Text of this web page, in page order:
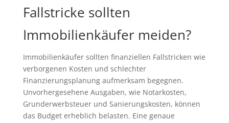
Fallstricke sollten
Immobilienkäufer meiden?
Immobilienkäufer sollten finanziellen Fallstricken wie
verborgenen Kosten und schlechter
Finanzierungsplanung aufmerksam begegnen.
Unvorhergesehene Ausgaben, wie Notarkosten,
Grunderwerbsteuer und Sanierungskosten, können
das Budget erheblich belasten. Eine genaue